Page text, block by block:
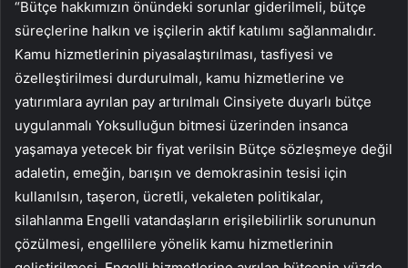
“Bütçe hakkımızın önündeki sorunlar giderilmeli, bütçe
süreçlerine halkın ve işçilerin aktif katılımı sağlanmalıdır.
Kamu hizmetlerinin piyasalaştırılması, tasfiyesi ve
özelleştirilmesi durdurulmalı, kamu hizmetlerine ve
yatırımlara ayrılan pay artırılmalı Cinsiyete duyarlı bütçe
uygulanmalı Yoksulluğun bitmesi üzerinden insanca
yaşamaya yetecek bir fiyat verilsin Bütçe sözleşmeye değil
adaletin, emeğin, barışın ve demokrasinin tesisi için
kullanılsın, taşeron, ücretli, vekaleten politikalar,
silahlanma Engelli vatandaşların erişilebilirlik sorununun
çözülmesi, engellilere yönelik kamu hizmetlerinin